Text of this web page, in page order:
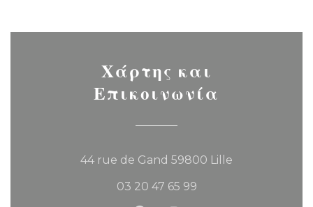
Χάρτης και
Επικοινωνία
44 rue de Gand 59800 Lille
03 20 47 65 99